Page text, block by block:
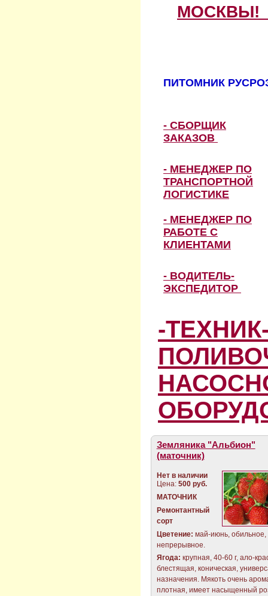
МОСКВЫ!
ПИТОМНИК
- СБОРЩИК
ЗАКАЗОВ
- МЕНЕДЖЕР ПО
ТРАНСПОРТНОЙ
ЛОГИСТИКЕ
- МЕНЕДЖЕР ПО
РАБОТЕ С
КЛИЕНТАМИ
- ВОДИТЕЛЬ-
ЭКСПЕДИТОР
-
Земляника "Альбион"
(маточник)
Нет в наличии
Цена: 500 руб.
МАТОЧНИК
Ремонтантный
сорт
Цветение: май-июнь, обильное,
непрерывное.
Ягода: крупная, 40-60 г, ало-
блестящая, коническая,
назначения. Мякоть очень
плотная, имеет насыщенный